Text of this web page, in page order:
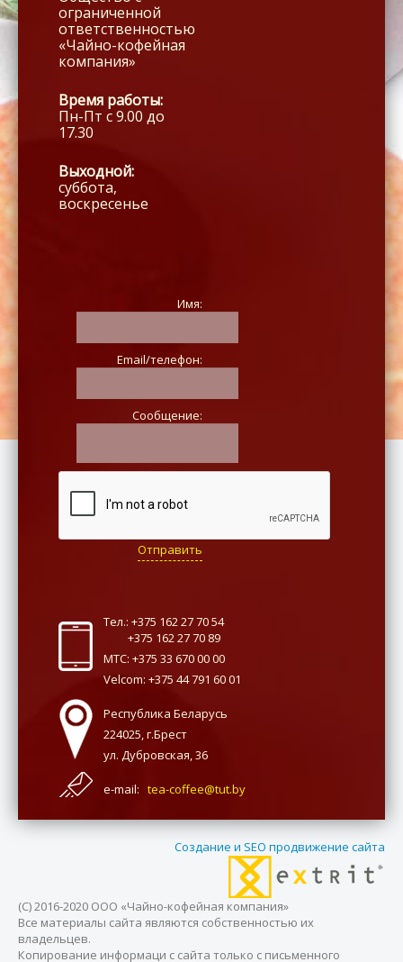
ограниченной
ответственностью
«Чайно-кофейная
компания»
Время работы:
Пн-Пт с 9.00 до
17.30
Выходной:
суббота,
воскресенье
Имя:
Email/телефон:
Сообщение:
Отправить
Тел.: +375 162 27 70 54
+375 162 27 70 89
МТС: +375 33 670 00 00
Velcom: +375 44 791 60 01
Республика Беларусь
224025, г.Брест
ул. Дубровская, 36
e-mail: tea-coffee@tut.by
Создание и SEO продвижение сайта
(С) 2016-2020 ООО «Чайно-кофейная компания»
Все материалы сайта являются собственностью их
владельцев.
Копирование информаци с сайта только с письменного